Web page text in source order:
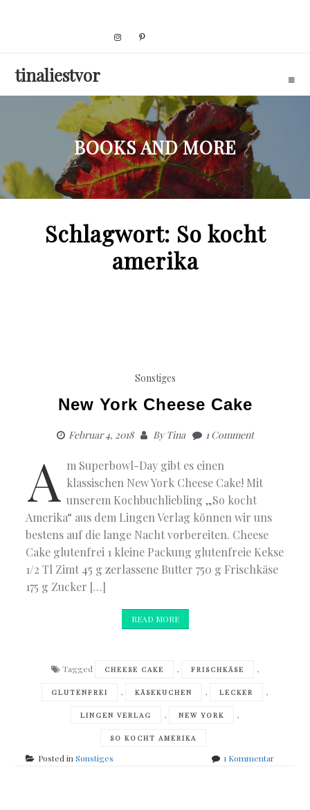
tinaliestvor
BOOKS AND MORE
Schlagwort: So kocht
amerika
Sonstiges
New York Cheese Cake
Februar 4, 2018 ByTina 1 Comment
A m Superbowl-Day gibt es einen
klassischen New York Cheese Cake! Mit
unserem Kochbuchliebling „So kocht
Amerika“ aus dem Lingen Verlag können wir uns
bestens auf die lange Nacht vorbereiten. Cheese
Cake glutenfrei 1 kleine Packung glutenfreie Kekse
1/2 Tl Zimt 45 g zerlassene Butter 750 g Frischkäse
175 g Zucker […]
READ MORE
Tagged CHEESE CAKE , FRISCHKÄSE ,
GLUTENFREI , KÄSEKUCHEN , LECKER ,
LINGEN VERLAG , NEW YORK ,
SO KOCHT AMERIKA
Posted inSonstiges 1 Kommentarzu